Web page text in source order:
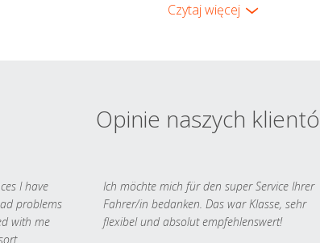
Czytaj więcej
Opinie naszych
I have
problems
with me
Ich möchte mich für den super Service Ihrer
Fahrer/in bedanken. Das war Klasse, sehr
flexibel und absolut empfehlenswert!